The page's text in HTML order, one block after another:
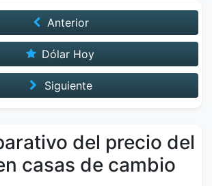
Anterior
Dólar Hoy
Siguiente
del precio del
casas de cambio